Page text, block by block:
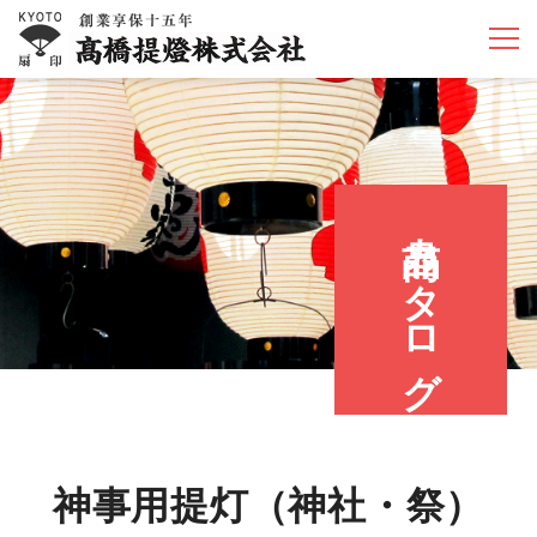
商品カタログ
神事用提灯（神社・祭）